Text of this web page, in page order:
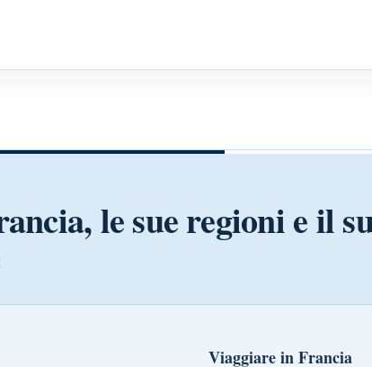
le sue regioni e il
Viaggiare in Francia